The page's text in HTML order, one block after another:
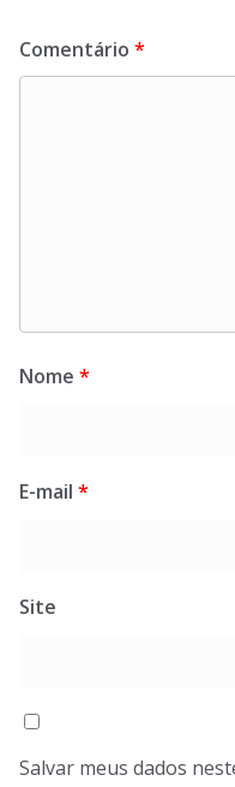
Comentário *
Nome *
E-mail *
Site
Salvar meus dados